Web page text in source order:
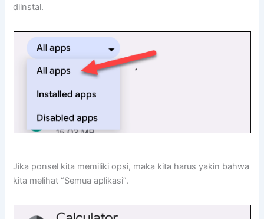
diinstal.
Jika ponsel kita memiliki opsi, maka kita harus yakin bahwa
kita melihat “Semua aplikasi”.